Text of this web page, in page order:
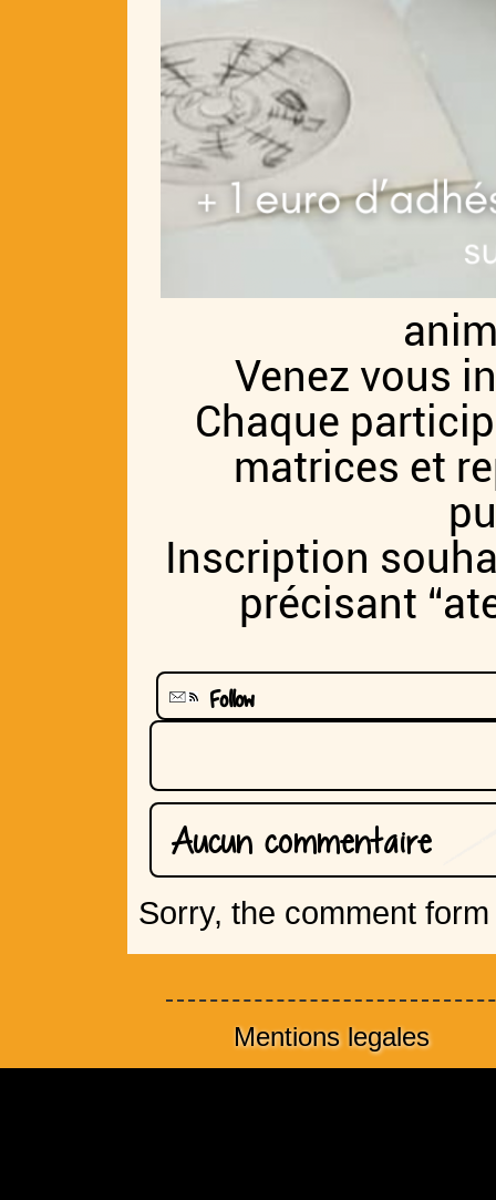
Venez vous
Chaque
matrices et
Inscription
précisant
Follow
Aucun commentaire
Sorry, the comment
Mentions legales